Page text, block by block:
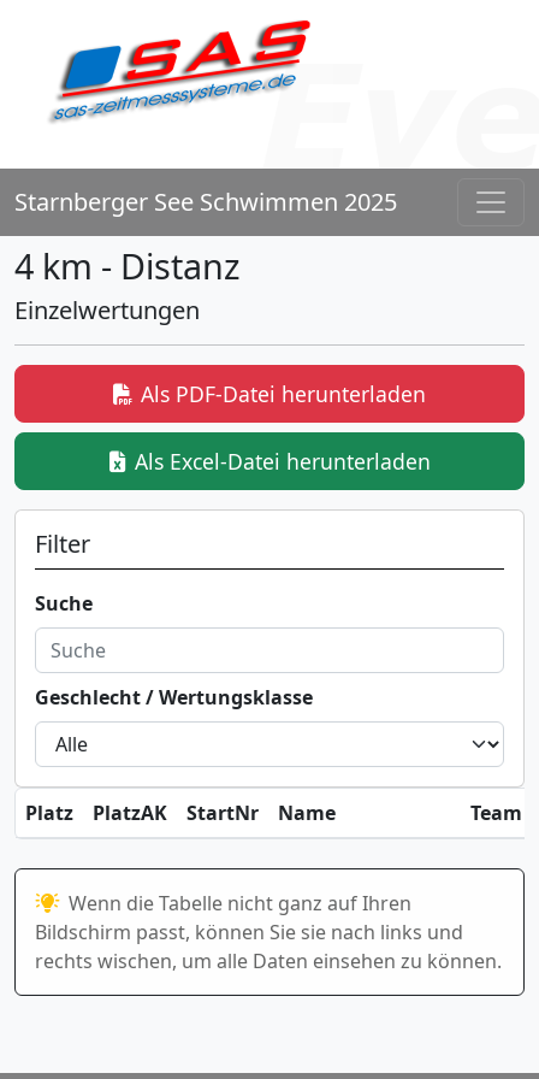
Starnberger See Schwimmen 2025
4 km - Distanz
Einzelwertungen
Als PDF-Datei herunterladen
Als Excel-Datei herunterladen
Filter
Suche
Geschlecht / Wertungsklasse
Platz PlatzAK StartNr Name Team
Wenn die Tabelle nicht ganz auf Ihren
Bildschirm passt, können Sie sie nach links und
rechts wischen, um alle Daten einsehen zu können.